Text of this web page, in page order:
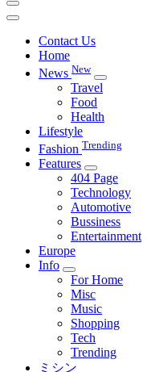
Contact Us
Home
News New
Travel
Food
Health
Lifestyle
Fashion Trending
Features
404 Page
Technology
Automotive
Bussiness
Entertainment
Europe
Info
For Home
Misc
Music
Shopping
Tech
Trending
ミシン